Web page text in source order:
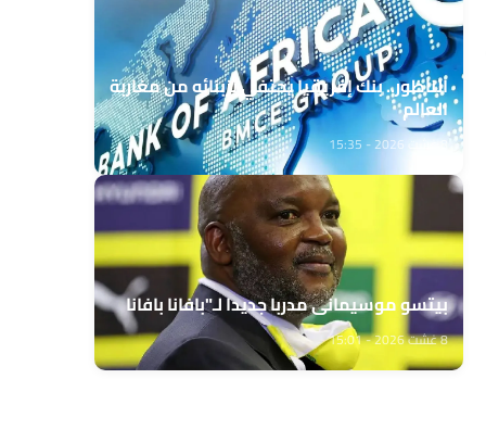
الناظور.. بنك إفريقيا يحتفي بزبنائه من مغاربة
العالم
8 غشت 2026 - 15:35
بيتسو موسيماني مدربا جديدا لـ"بافانا بافانا
8 غشت 2026 - 15:01